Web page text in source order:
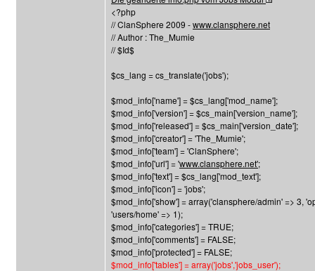
<?php
// ClanSphere 2009 -www.clansphere.net
// Author : The_Mumie
// $Id$
$cs_lang = cs_translate('jobs');
$mod_info['name'] = $cs_lang['mod_name'];
$mod_info['version'] = $cs_main['version_name'];
$mod_info['released'] = $cs_main['version_date'];
$mod_info['creator'] = 'The_Mumie';
$mod_info['team'] = 'ClanSphere';
$mod_info['url'] = 'www.clansphere.net';
$mod_info['text'] = $cs_lang['mod_text'];
$mod_info['icon'] = 'jobs';
$mod_info['show'] = array('clansphere/admin' => 3,
'users/home' => 1);
$mod_info['categories'] = TRUE;
$mod_info['comments'] = FALSE;
$mod_info['protected'] = FALSE;
$mod_info['tables'] = array('jobs','jobs_user');